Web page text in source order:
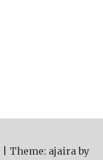
Theme: ajaira by